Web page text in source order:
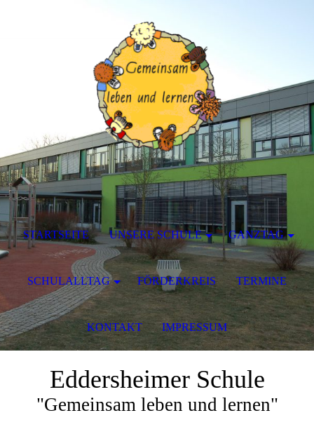
Eddersheimer Schule
"Gemeinsam leben und lernen"
STARTSEITE UNSERE SCHULE GANZTAG
SCHULALLTAG FÖRDERKREIS TERMINE
KONTAKT IMPRESSUM